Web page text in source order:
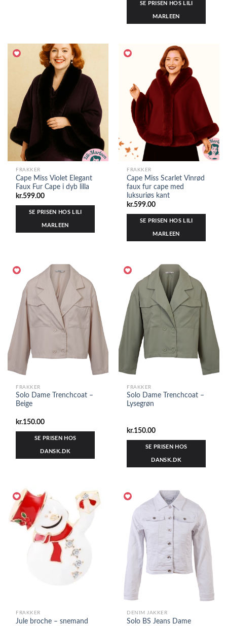
SE PRISEN HOS LILI
MARLEEN
FRAKKER
Cape Miss Violet Elegant
Faux Fur Cape i dyb lilla
kr.599.00
SE PRISEN HOS LILI
MARLEEN
FRAKKER
Cape Miss Scarlet Vinrød
faux fur cape med
luksuriøs kant
kr.599.00
SE PRISEN HOS LILI
MARLEEN
FRAKKER
Solo Dame Trenchcoat –
Beige
kr.150.00
SE PRISEN HOS
DANSK.DK
FRAKKER
Solo Dame Trenchcoat –
Lysegrøn
kr.150.00
SE PRISEN HOS
DANSK.DK
FRAKKER
Jule broche – snemand
DENIM JAKKER
Solo BS Jeans Dame